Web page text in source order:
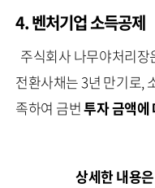
4. 벤처기업 소득공제
주식회사 나무야처리
전환사채는 3년 만기로,
족하여 금번투자 금액에
상세한 내용